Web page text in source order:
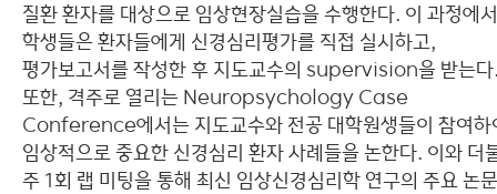
질환 환자를 대상으로 임상현장실습을 수행한다. 이 과정에서
학생들은 환자들에게 신경심리평가를 직접 실시하고,
평가보고서를 작성한 후 지도교수의 supervision을 받는
또한, 격주로 열리는 Neuropsychology Case
Conference에서는 지도교수와 전공 대학원생들이 참여하
임상적으로 중요한 신경심리 환자 사례들을 논한다. 이와 더
주 1회 랩 미팅을 통해 최신 임상신경심리학 연구의 주요 논